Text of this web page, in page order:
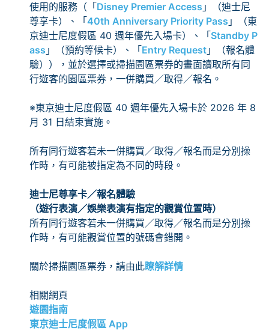
使用的服務（「Disney Premier Access 」（迪士尼
尊享卡）、「40th Anniversary Priority Pass 」（東
京迪士尼度假區 40 週年優先入場卡）、「Standby P
ass 」（預約等候卡）、「Entry Request 」（報名體
驗）），並於選擇或掃描園區票券的畫面讀取所有同
行遊客的園區票券，一併購買／取得／報名。
※東京迪士尼度假區 40 週年優先入場卡於 2026 年 8
月 31 日結束實施。
所有同行遊客若未一併購買／取得／報名而是分別操
作時，有可能被指定為不同的時段。
迪士尼尊享卡／報名體驗
（遊行表演／娛樂表演有指定的觀賞位置時）
所有同行遊客若未一併購買／取得／報名而是分別操
作時，有可能觀賞位置的號碼會錯開。
關於掃描園區票券，請由此瞭解詳情
相關網頁
遊園指南
東京迪士尼度假區 App